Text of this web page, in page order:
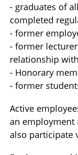
- graduates of
completed
- former
- former
relationship
- Honorary
- former
Active
an employment
also participate